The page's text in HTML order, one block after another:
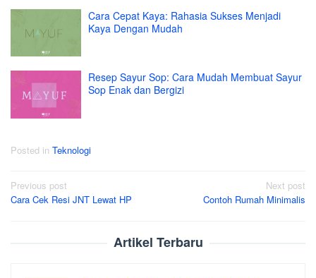
Cara Cepat Kaya: Rahasia Sukses Menjadi
Kaya Dengan Mudah
Resep Sayur Sop: Cara Mudah Membuat Sayur
Sop Enak dan Bergizi
Posted in Teknologi
Post
navigation
Previous post
Cara Cek Resi JNT Lewat HP
Next post
Contoh Rumah Minimalis
Artikel Terbaru